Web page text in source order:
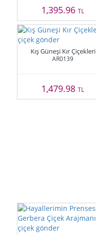
1,395.96TL
Kış Güneşi Kır Çiçekleri
AR0139
1,479.98TL